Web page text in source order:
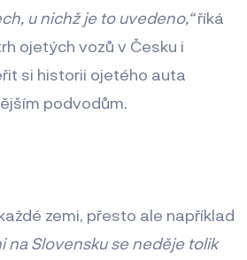
u nichž je to uvedeno,“říká
ojetých vozů v Česku i
si historii ojetého auta
podvodům.
zemi, přesto ale například
na Slovensku se neděje tolik